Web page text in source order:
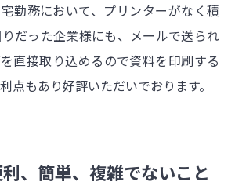
勤務において、プリンターがなく積
だった企業様にも、メールで送られ
直接取り込めるので資料を印刷する
点もあり好評いただいでおります。
、簡単、複雑でないこと